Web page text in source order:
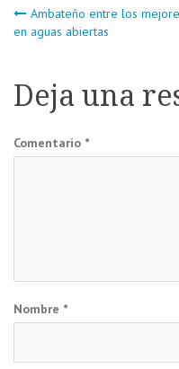
entradas
Ambateño entre los
en aguas abiertas
Deja una
Comentario *
Nombre *